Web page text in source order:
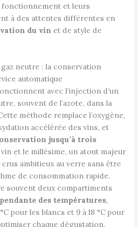
fonctionnement et leurs
à des attentes différentes en
du vin et de style de
neutre : la conservation
automatique
avec l’injection d’un
souvent de l’azote, dans la
méthode remplace l’oxygène,
accélérée des vins, et
jusqu’à trois
et le millésime, un atout majeur
ambitieux au verre sans être
de consommation rapide.
souvent deux compartiments
des températures,
pour les blancs et 9 à 18 °C pour
chaque dégustation.